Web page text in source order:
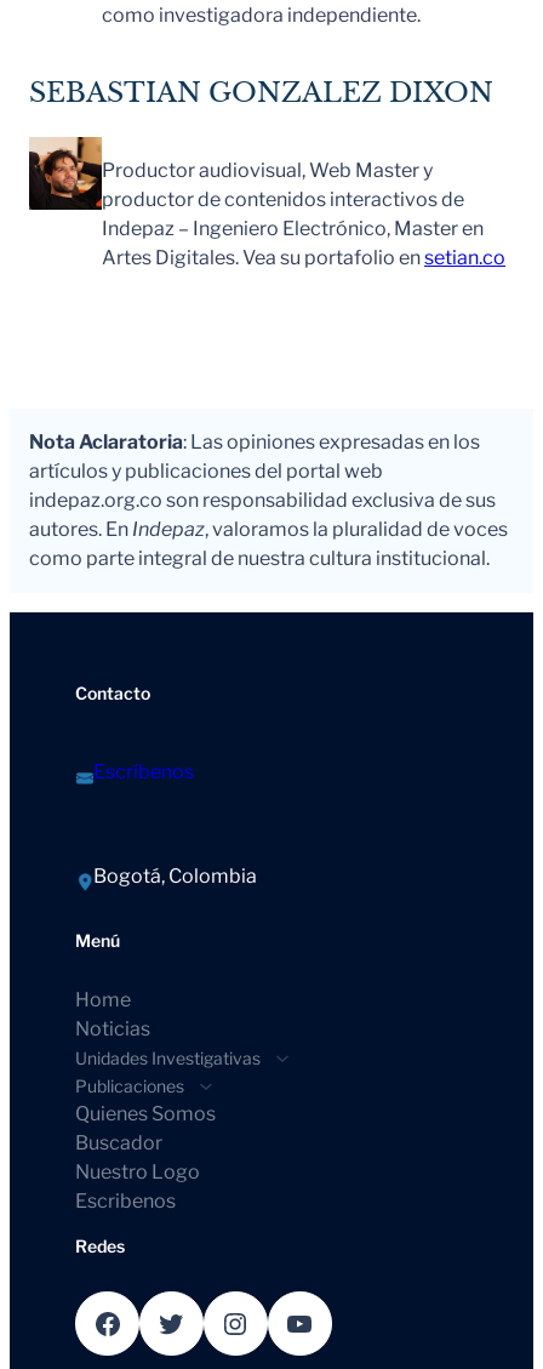
como investigadora independiente.
SEBASTIAN GONZALEZ DIXON
Productor audiovisual, Web Master y
productor de contenidos interactivos de
Indepaz – Ingeniero Electrónico, Master en
Artes Digitales. Vea su portafolio ensetian.co
Nota Aclaratoria: Las opiniones expresadas en los
artículos y publicaciones del portal web
indepaz.org.co son responsabilidad exclusiva de sus
autores. En Indepaz, valoramos la pluralidad de voces
como parte integral de nuestra cultura institucional.
Contacto
Escríbenos
Bogotá, Colombia
Menú
Home
Noticias
Unidades Investigativas
Publicaciones
Quienes Somos
Buscador
Nuestro Logo
Escribenos
Redes
Facebook Twitter Instagram YouTube